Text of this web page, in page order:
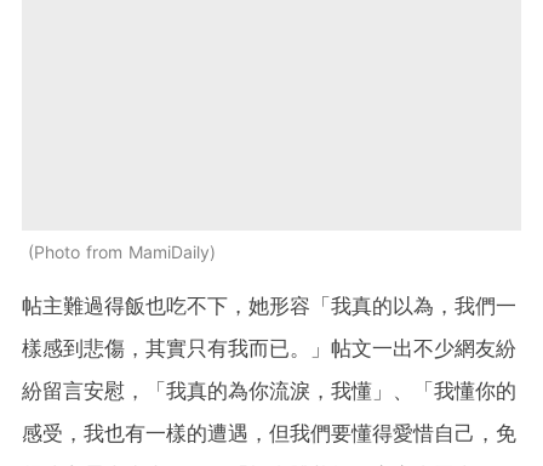
Photo from MamiDaily
帖主難過得飯也吃不下，她形容「我真的以為，我們一
樣感到悲傷，其實只有我而已。」帖文一出不少網友紛
紛留言安慰，「我真的為你流淚，我懂」、「我懂你的
感受，我也有一樣的遭遇，但我們要懂得愛惜自己，免